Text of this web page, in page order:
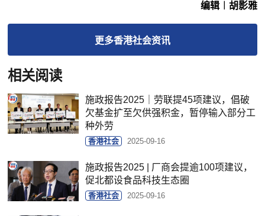
编辑︱胡影雅
更多香港社会资讯
相关阅读
施政报告2025｜劳联提45项建议，倡破
欠基金扩至欠供强积金，暂停输入部分工
种外劳
香港社会 2025-09-16
施政报告2025 | 厂商会提逾100项建议，
促北都设食品科技生态圈
香港社会 2025-09-16